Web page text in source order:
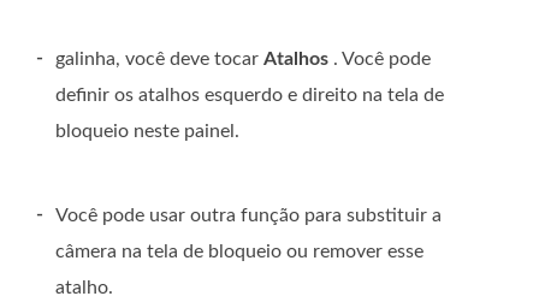
- galinha, você deve tocar Atalhos . Você pode
definir os atalhos esquerdo e direito na tela de
bloqueio neste painel.
-
Você pode usar outra função para substituir a
câmera na tela de bloqueio ou remover esse
atalho.